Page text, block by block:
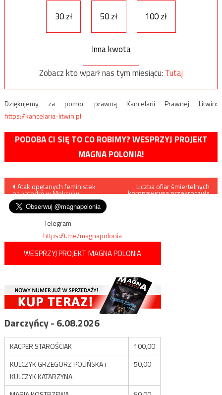
30 zł
50 zł 100 zł
Inna kwota
Zobacz kto wparł nas tym miesiącu: Tutaj
Dziękujemy za pomoc prawną Kancelarii Prawnej Litwin:
https://kancelaria-litwin.pl
PODOBA CI SIĘ TO CO ROBIMY? WESPRZYJ PROJEKT
MAGNA POLONIA!
Nawigacja
wpisu
Atak opętanych feministek
na katedrę w Meksyku
Liczba ofiar śmiertelnych
koronawirusa przekroczyła
Telegram
https://t.me/magnapolonia
WESPRZYJ PROJEKT MAGNA POLONIA
Darczyńcy - 6.08.2026
KACPER STAROŚCIAK
100,00
KULCZYK GRZEGORZ POLIŃSKA i
KULCZYK KATARZYNA
50,00